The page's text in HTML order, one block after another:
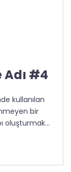
Adı #4
kullanılan
bir
oluşturmak…